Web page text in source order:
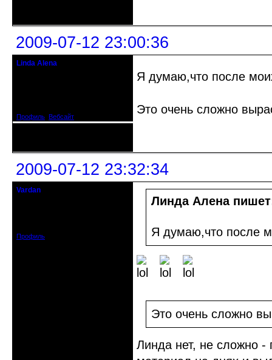
2009-07-12 23:00:36
Linda Alena
Профиль Вебсайт
Я думаю,что после
Это очень сложно
2009-07-12 23:32:34
Vardan
Профиль
Линда Алена
Я думаю,что после
Это очень сложно
Линда нет, не сложно -